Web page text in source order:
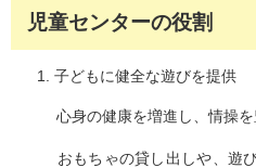
児童センターの役割
子どもに健全な遊びを提供
心身の健康を増進し、情操を
おもちゃの貸し出しや、遊び